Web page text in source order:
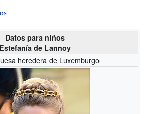
Datos para niños
Estefanía de Lannoy
heredera de Luxemburgo